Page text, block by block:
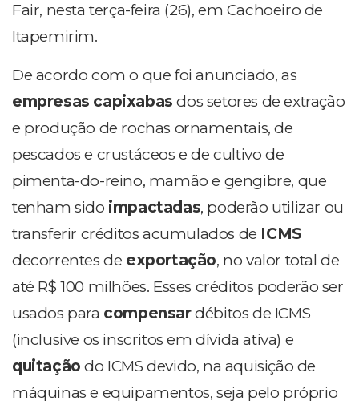
Fair, nesta terça-feira (26), em Cachoeiro de
Itapemirim.
De acordo com o que foi anunciado, as
empresas capixabas dos setores de extração
e produção de rochas ornamentais, de
pescados e crustáceos e de cultivo de
pimenta-do-reino, mamão e gengibre, que
tenham sido impactadas, poderão utilizar ou
transferir créditos acumulados de ICMS
decorrentes de exportação, no valor total de
até R$ 100 milhões. Esses créditos poderão ser
usados para compensardébitos de ICMS
(inclusive os inscritos em dívida ativa) e
quitação do ICMS devido, na aquisição de
máquinas e equipamentos, seja pelo próprio